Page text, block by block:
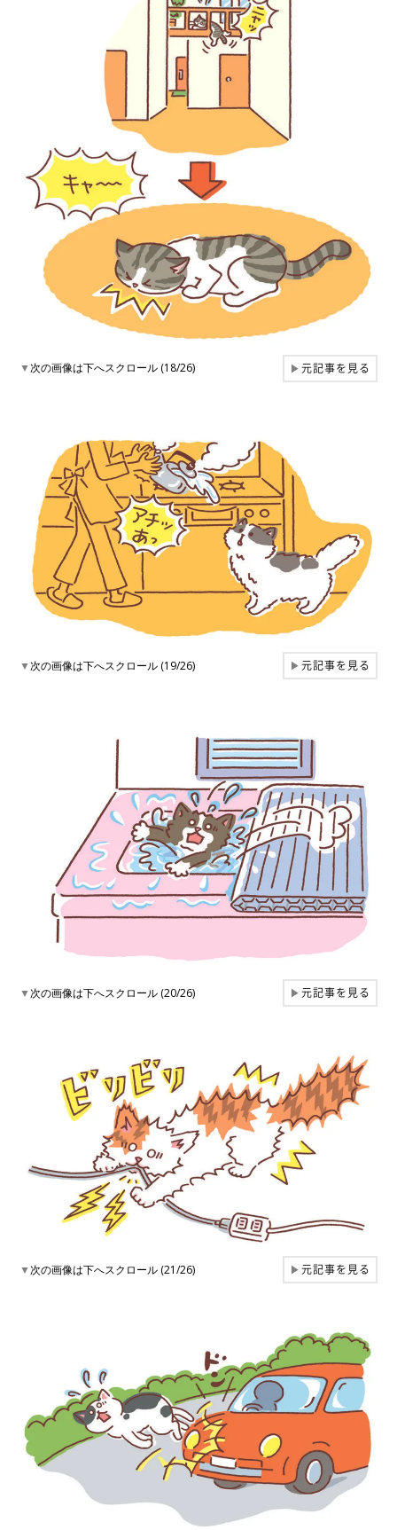
▼次の画像は下へスクロール (18/26) ▶元記事を見る
▼次の画像は下へスクロール (19/26) ▶元記事を見る
▼次の画像は下へスクロール (20/26) ▶元記事を見る
▼次の画像は下へスクロール (21/26) ▶元記事を見る